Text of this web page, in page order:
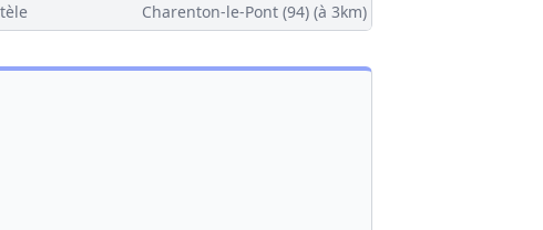
Charenton-le-Pont (94)(à 3km)